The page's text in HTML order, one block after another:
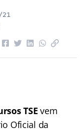
TSE vem
Oficial da